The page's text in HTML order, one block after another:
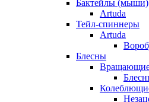
Бактейлы (мыши)
Artuda
Тейл-спиннеры
Artuda
Блесны